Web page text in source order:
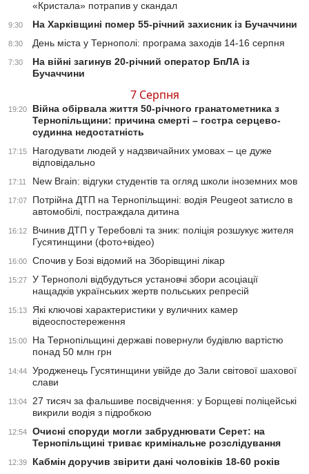
«Кристала» потрапив у скандал
9:30 На Харківщині помер 55-річний захисник із Бучаччини
8:30 День міста у Тернополі: програма заходів 14-16 серпня
7:30
На війні загинув 20-річний оператор БпЛА із
Бучаччини
7 Серпня
19:20
Війна обірвала життя 50-річного гранатометника з
Тернопільщини: причина смерті – гостра серцево-
судинна недостатність
17:15
Нагодувати людей у надзвичайних умовах – це дуже
відповідально
17:11 New Brain: відгуки студентів та огляд школи іноземних мов
17:07
Потрійна ДТП на Тернопільщині: водія Peugeot затисло в
автомобілі, постраждала дитина
16:12
Вчинив ДТП у Теребовлі та зник: поліція розшукує жителя
Гусятинщини (фото+відео)
16:00 Спочив у Бозі відомий на Зборівщині лікар
15:27
У Тернополі відбудуться установчі збори асоціації
нащадків українських жертв польських репресій
15:13
Які ключові характеристики у вуличних камер
відеоспостереження
15:00
На Тернопільщині державі повернули будівлю вартістю
понад 50 млн грн
14:44
Уродженець Гусятинщини увійде до Зали світової шахової
слави
13:04
27 тисяч за фальшиве посвідчення: у Борщеві поліцейські
викрили водія з підробкою
12:54
Очисні споруди могли забруднювати Серет: на
Тернопільщині триває кримінальне розслідування
12:39 Кабмін доручив звірити дані чоловіків 18-60 років